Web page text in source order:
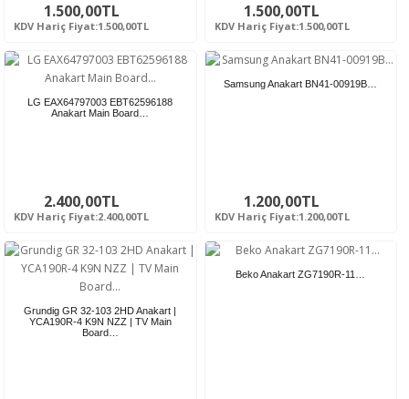
1.500,00TL
KDV Hariç Fiyat:1.500,00TL
1.500,00TL
KDV Hariç Fiyat:1.500,00TL
LG EAX64797003 EBT62596188
Anakart Main Board…
2.400,00TL
KDV Hariç Fiyat:2.400,00TL
Samsung Anakart BN41-00919B…
1.200,00TL
KDV Hariç Fiyat:1.200,00TL
Grundig GR 32-103 2HD Anakart |
YCA190R-4 K9N NZZ | TV Main
Board…
Beko Anakart ZG7190R-11…